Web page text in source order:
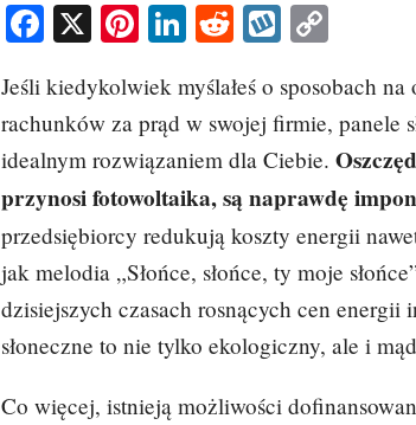
F
c
e
b
o
o
k
X
Pi
er
e
st
Li
k
e
dI
n
R
d
di
t
W
o
p
p
y
Li
n
k
Jeśli kiedykolwiek myślałeś o sposobach na
rachunków za prąd w swojej firmie, panele
idealnym rozwiązaniem dla Ciebie.
przynosi fotowoltaika, są naprawdę
przedsiębiorcy redukują koszty energii
jak melodia „Słońce, słońce, ty moje
dzisiejszych czasach rosnących cen energii
słoneczne to nie tylko ekologiczny, ale i
Co więcej, istnieją możliwości